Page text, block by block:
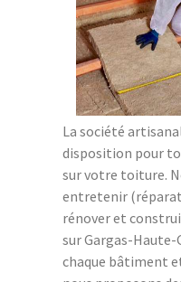
La société
disposition pour
sur votre toiture.
entretenir
rénover et
sur Gargas-
chaque bâtiment